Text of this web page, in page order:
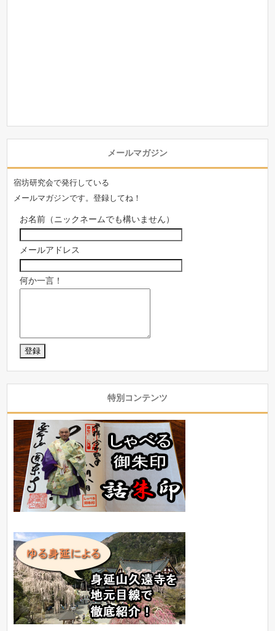
メールマガジン
宿坊研究会で発行している
メールマガジンです。登録してね！
お名前（ニックネームでも構いません）
メールアドレス
何か一言！
特別コンテンツ